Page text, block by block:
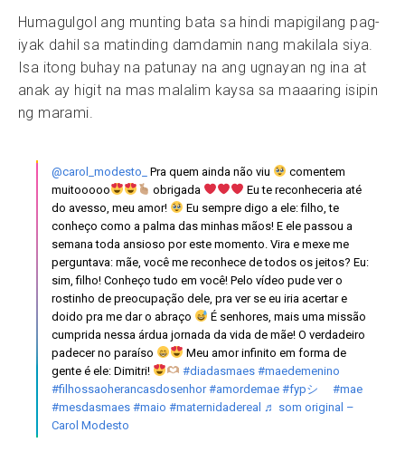
Humagulgol ang munting bata sa hindi mapigilang pag-
iyak dahil sa matinding damdamin nang makilala siya.
Isa itong buhay na patunay na ang ugnayan ng ina at
anak ay higit na mas malalim kaysa sa maaaring isipin
ng marami.
@carol_modesto_ Pra quem ainda não viu
comentem
muitooooo
obrigada
Eu te reconheceria até
do avesso, meu amor!
Eu sempre digo a ele: filho, te
conheço como a palma das minhas mãos! E ele passou a
semana toda ansioso por este momento. Vira e mexe me
perguntava: mãe, você me reconhece de todos os jeitos? Eu:
sim, filho! Conheço tudo em você! Pelo vídeo pude ver o
rostinho de preocupação dele, pra ver se eu iria acertar e
doido pra me dar o abraço
É senhores, mais uma missão
cumprida nessa árdua jornada da vida de mãe! O verdadeiro
padecer no paraíso
Meu amor infinito em forma de
gente é ele: Dimitri!
#diadasmaes #maedemenino
#filhossaoherancasdosenhor #amordemae #fypシ゚
#mae
#mesdasmaes #maio #maternidadereal ♬ som original –
Carol Modesto